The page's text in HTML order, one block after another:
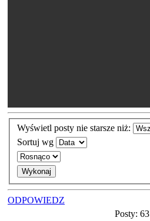
Wyświetl posty nie starsze niż:
Sortuj wg
ODPOWIEDZ
Posty: 63